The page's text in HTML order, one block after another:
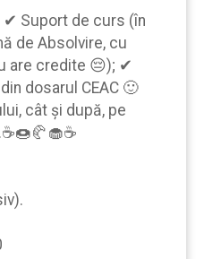
Suport de curs (în
de Absolvire, cu
are credite 😔); ✔
dosarul CEAC 🙂
cât şi după, pe